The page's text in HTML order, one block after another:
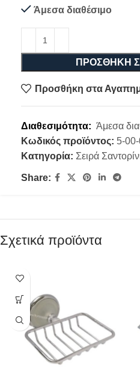
Άμεσα διαθέσιμο
ΠΡΟΣΘΉΚΗ
Προσθήκη στα
Διαθεσιμότητα: Άμεσα
Κωδικός προϊόντος: 5-
Κατηγορία: Σειρά
Share:
Σχετικά προϊόντα